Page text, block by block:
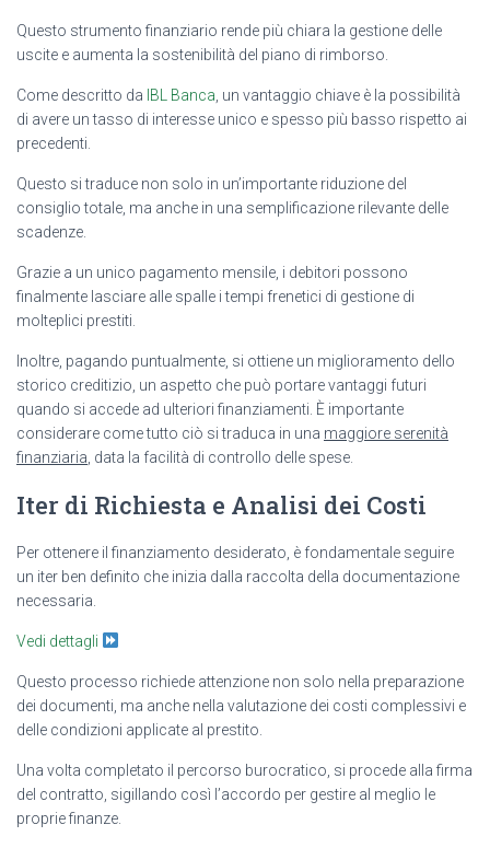
Questo strumento finanziario rende più chiara la gestione delle
uscite e aumenta la sostenibilità del piano di rimborso.
Come descritto da IBL Banca , un vantaggio chiave è la possibilità
di avere un tasso di interesse unico e spesso più basso rispetto ai
precedenti.
Questo si traduce non solo in un’importante riduzione del
consiglio totale, ma anche in una semplificazione rilevante delle
scadenze.
Grazie a un unico pagamento mensile, i debitori possono
finalmente lasciare alle spalle i tempi frenetici di gestione di
molteplici prestiti.
Inoltre, pagando puntualmente, si ottiene un miglioramento dello
storico creditizio, un aspetto che può portare vantaggi futuri
quando si accede ad ulteriori finanziamenti. È importante
considerare come tutto ciò si traduca in una maggiore serenità
finanziaria , data la facilità di controllo delle spese.
Iter di Richiesta e Analisi dei Costi
Per ottenere il finanziamento desiderato, è fondamentale seguire
un iter ben definito che inizia dalla raccolta della documentazione
necessaria.
Vedi dettagli
Questo processo richiede attenzione non solo nella preparazione
dei documenti, ma anche nella valutazione dei costi complessivi e
delle condizioni applicate al prestito.
Una volta completato il percorso burocratico, si procede alla firma
del contratto, sigillando così l’accordo per gestire al meglio le
proprie finanze.